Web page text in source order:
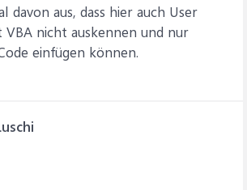
davon aus, dass hier auch User
VBA nicht auskennen und nur
einfügen können.